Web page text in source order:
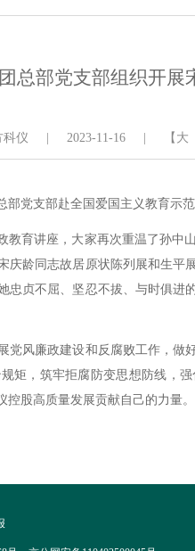
总部党支部组织开展
科仪 2023-11-16 【 大
部党支部赴全国爱国主义教育
教育讲座，大家再次重温了孙
庆龄同志故居原状陈列展和生
忠贞不屈、坚忍不拔、与时俱
党风廉政建设和反腐败工作，
矩，筑牢拒腐防变思想防线，
股高质量发展贡献自己的力量。